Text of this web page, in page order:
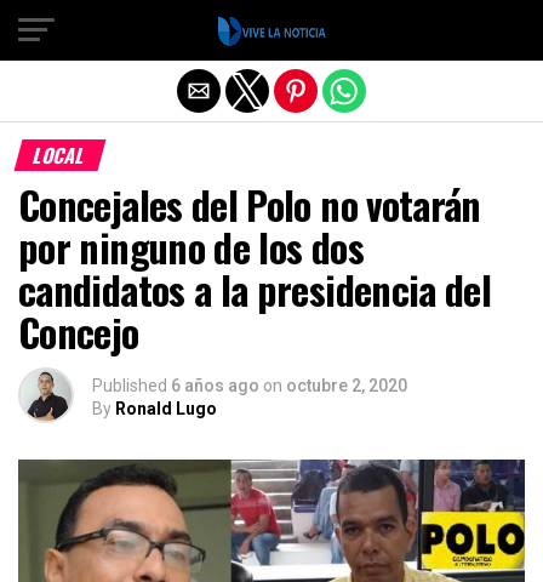
LOCAL
Concejales del Polo no votarán
por ninguno de los dos
candidatos a la presidencia del
Concejo
Published 6 años ago on octubre 2, 2020
By Ronald Lugo
Salir de la versión móvil